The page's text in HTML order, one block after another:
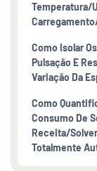
Temperatura/
Como Isolar
Pulsação E
Variação Da
Como
Consumo De
Receita/
Totalmente